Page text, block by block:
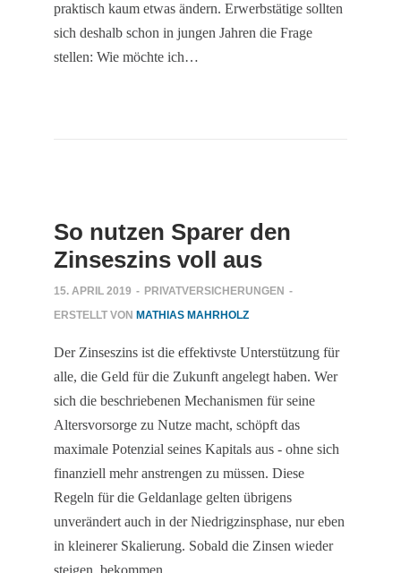
praktisch kaum etwas ändern. Erwerbstätige sollten
sich deshalb schon in jungen Jahren die Frage
stellen: Wie möchte ich…
So nutzen Sparer den
Zinseszins voll aus
15. APRIL 2019 - PRIVATVERSICHERUNGEN -
ERSTELLT VON MATHIAS MAHRHOLZ
Der Zinseszins ist die effektivste Unterstützung für
alle, die Geld für die Zukunft angelegt haben. Wer
sich die beschriebenen Mechanismen für seine
Altersvorsorge zu Nutze macht, schöpft das
maximale Potenzial seines Kapitals aus - ohne sich
finanziell mehr anstrengen zu müssen. Diese
Regeln für die Geldanlage gelten übrigens
unverändert auch in der Niedrigzinsphase, nur eben
in kleinerer Skalierung. Sobald die Zinsen wieder
steigen, bekommen…